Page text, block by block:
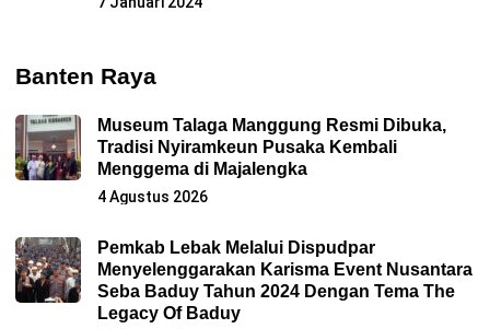
Banten Raya
Museum Talaga Manggung Resmi Dibuka,
Tradisi Nyiramkeun Pusaka Kembali
Menggema di Majalengka
4 Agustus 2026
Pemkab Lebak Melalui Dispudpar
Menyelenggarakan Karisma Event Nusantara
Seba Baduy Tahun 2024 Dengan Tema The
Legacy Of Baduy